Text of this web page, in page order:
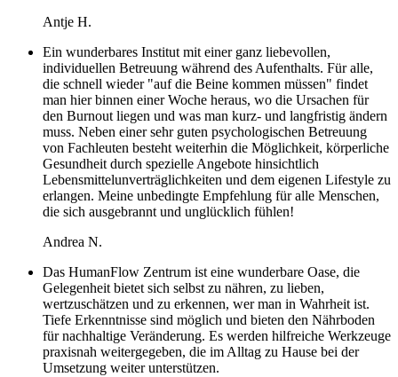
Antje H.
Ein wunderbares Institut mit einer ganz liebevollen,
individuellen Betreuung während des Aufenthalts. Für alle,
die schnell wieder "auf die Beine kommen müssen" findet
man hier binnen einer Woche heraus, wo die Ursachen für
den Burnout liegen und was man kurz- und langfristig ändern
muss. Neben einer sehr guten psychologischen Betreuung
von Fachleuten besteht weiterhin die Möglichkeit, körperliche
Gesundheit durch spezielle Angebote hinsichtlich
Lebensmittelunverträglichkeiten und dem eigenen Lifestyle zu
erlangen. Meine unbedingte Empfehlung für alle Menschen,
die sich ausgebrannt und unglücklich fühlen!
Andrea N.
Das HumanFlow Zentrum ist eine wunderbare Oase, die
Gelegenheit bietet sich selbst zu nähren, zu lieben,
wertzuschätzen und zu erkennen, wer man in Wahrheit ist.
Tiefe Erkenntnisse sind möglich und bieten den Nährboden
für nachhaltige Veränderung. Es werden hilfreiche Werkzeuge
praxisnah weitergegeben, die im Alltag zu Hause bei der
Umsetzung weiter unterstützen.